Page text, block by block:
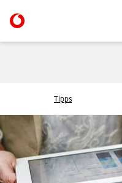
Tipps